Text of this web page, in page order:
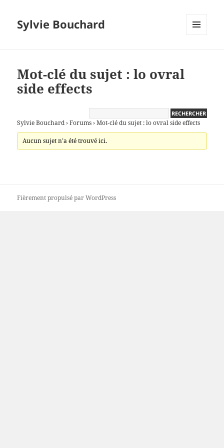
Sylvie Bouchard
Mot-clé du sujet : lo ovral
side effects
Sylvie Bouchard › Forums › Mot-clé du sujet : lo ovral side effects
Aucun sujet n’a été trouvé ici.
Fièrement propulsé par WordPress